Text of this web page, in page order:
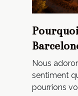
Nous
sentiment
pourrions